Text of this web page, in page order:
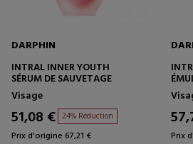
DARPHIN
INTRAL INNER YOUTH
SÉRUM DE SAUVETAGE
Visage
51,08 € 24% Réduction
Prix d'origine 67,21 €
Prix